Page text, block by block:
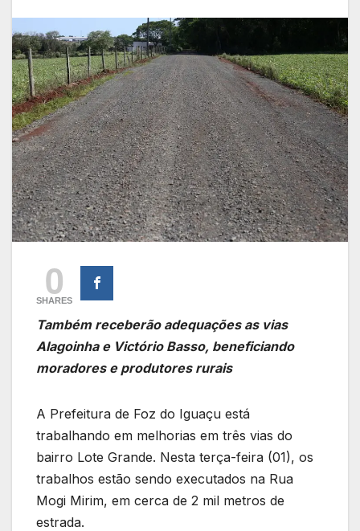
0
SHARES
Também receberão adequações as vias
Alagoinha e Victório Basso, beneficiando
moradores e produtores rurais
A Prefeitura de Foz do Iguaçu está
trabalhando em melhorias em três vias do
bairro Lote Grande. Nesta terça-feira (01), os
trabalhos estão sendo executados na Rua
Mogi Mirim, em cerca de 2 mil metros de
estrada.